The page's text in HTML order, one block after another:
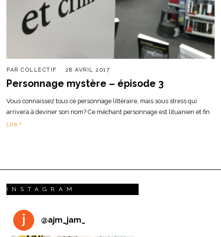
PARCOLLECTIF 28 AVRIL 2017
Personnage mystère – épisode 3
Vous connaissez tous ce personnage littéraire, mais sous stress qui
arrivera à deviner son nom? Ce méchant personnage est lituanien et fin
Lire +
INSTAGRAM
@ajm_jam_